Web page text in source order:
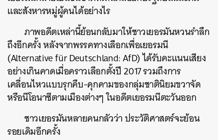
และสังหารหมู่ผู้คนได้อย่างไร
ภาพอดีตเหล่านี้ย้อนกลับมาให้ชาวเยอรมันหวนรำลึก
ถึงอีกครั้ง หลังจากพรรคทางเลือกเพื่อเยอรมนี
(Alternative für Deutschland: AfD) ได้รับคะแนนเสียง
อย่างเกินคาดเมื่อคราวเลือกตั้งปี 2017 รวมถึงการ
เคลื่อนไหวแบบรุกคืบ-คุกคามของกลุ่มชาตินิยมขวาจัด
หรือนีโอนาซีตามเมืองต่างๆ ในอดีตเยอรมนีตะวันออก
ชาวเยอรมันหลายคนกลัวว่า ประวัติศาสตร์จะย้อน
รอยเดิมอีกครั้ง